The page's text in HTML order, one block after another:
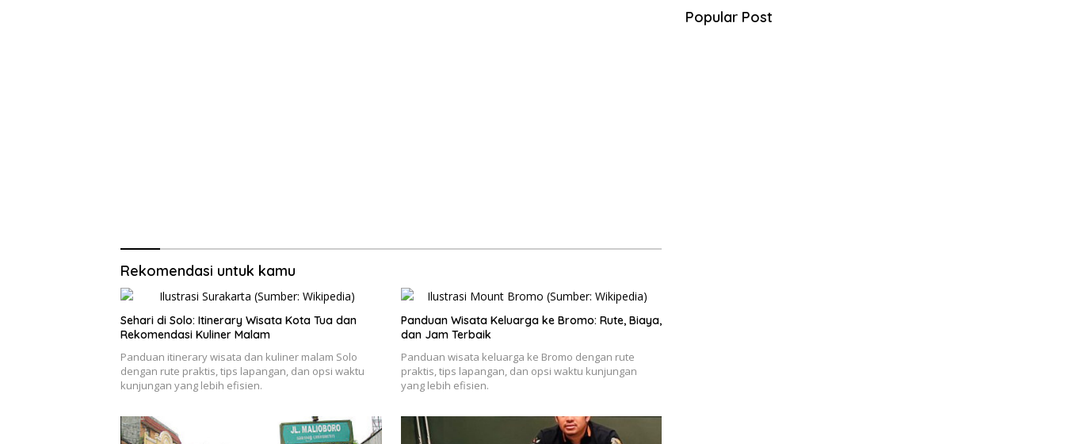
Rekomendasi untuk kamu
Sehari di Solo: Itinerary Wisata Kota Tua dan
Rekomendasi Kuliner Malam
Panduan itinerary wisata dan kuliner malam Solo
dengan rute praktis, tips lapangan, dan opsi waktu
kunjungan yang lebih efisien.
Panduan Wisata Keluarga ke Bromo: Rute, Biaya,
dan Jam Terbaik
Panduan wisata keluarga ke Bromo dengan rute
praktis, tips lapangan, dan opsi waktu kunjungan
yang lebih efisien.
Popular Post